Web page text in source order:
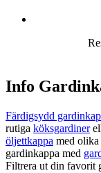
Info
Färdigsydd
rutiga köksgardiner
öljettkappa med
gardinkappa med
Filtrera ut din favorit